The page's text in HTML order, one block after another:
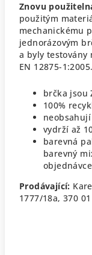
Znovu
použitým
mechanickému
jednorázovým
a byly testovány
EN 12875-1:2005.
brčka jsou
100%
neobsahují
vydrží až
barevná
barevný
objednávce
Prodávající:
1777/18a, 370